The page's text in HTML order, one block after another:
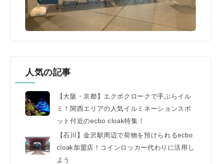
人気の記事
【大阪・京都】エクボクロークで手ぶらイル
ミ！関西エリアの人気イルミネーションスポ
ット付近のecbo cloak特集！
【石川】金沢駅周辺で荷物を預けられるecbo
cloak加盟店！コインロッカー代わりに活用し
よう